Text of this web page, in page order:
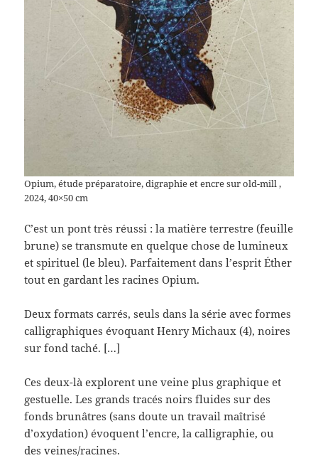
Opium, étude préparatoire, digraphie et encre sur old-mill ,
2024, 40×50 cm
C’est un pont très réussi : la matière terrestre (feuille
brune) se transmute en quelque chose de lumineux
et spirituel (le bleu). Parfaitement dans l’esprit Éther
tout en gardant les racines Opium.
Deux formats carrés, seuls dans la série avec formes
calligraphiques évoquant Henry Michaux (4), noires
sur fond taché. […]
Ces deux-là explorent une veine plus graphique et
gestuelle. Les grands tracés noirs fluides sur des
fonds brunâtres (sans doute un travail maîtrisé
d’oxydation) évoquent l’encre, la calligraphie, ou
des veines/racines.